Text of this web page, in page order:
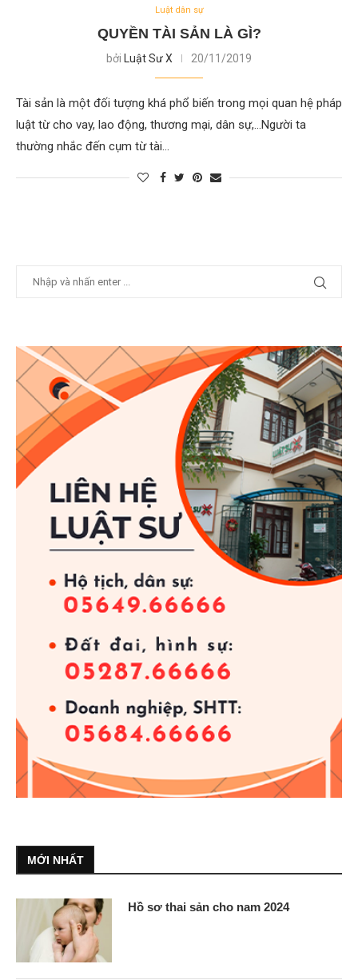
Luật dân sự
QUYỀN TÀI SẢN LÀ GÌ?
bởi Luật Sư X 20/11/2019
Tài sản là một đối tượng khá phổ biến trong mọi quan hệ pháp
luật từ cho vay, lao động, thương mại, dân sự,…Người ta
thường nhắc đến cụm từ tài…
MỚI NHẤT
Hồ sơ thai sản cho nam 2024